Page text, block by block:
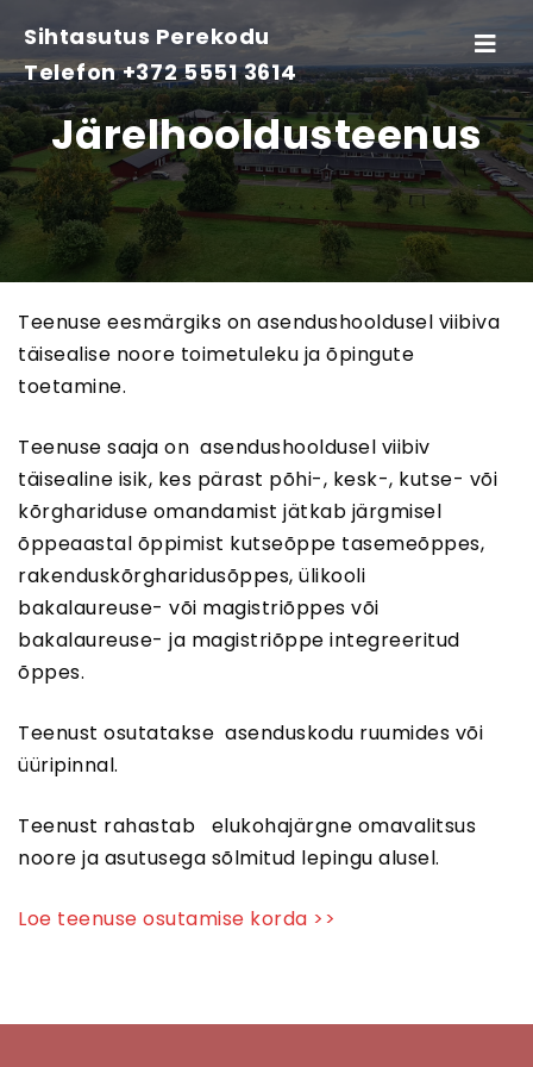
Sihtasutus Perekodu
Telefon +372 5551 3614
Toggle
Järelhooldusteenus
Teenuse eesmärgiks on asendushooldusel viibiva
täisealise noore toimetuleku ja õpingute
toetamine.
Teenuse saaja on asendushooldusel viibiv
täisealine isik, kes pärast põhi-, kesk-, kutse- või
kõrghariduse omandamist jätkab järgmisel
õppeaastal õppimist kutseõppe tasemeõppes,
rakenduskõrgharidusõppes, ülikooli
bakalaureuse- või magistriõppes või
bakalaureuse- ja magistriõppe integreeritud
õppes.
Teenust osutatakse asenduskodu ruumides või
üüripinnal.
Teenust rahastab elukohajärgne omavalitsus
noore ja asutusega sõlmitud lepingu alusel.
Loe teenuse osutamise korda >>